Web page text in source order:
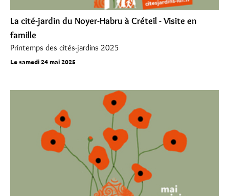
La cité-jardin du Noyer-Habru à Créteil - Visite en
famille
Printemps des cités-jardins 2025
Le samedi 24 mai 2025